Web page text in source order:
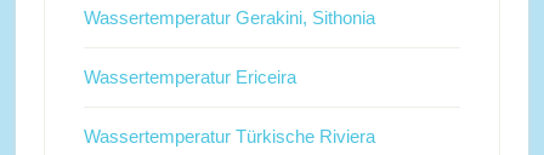
Wassertemperatur Gerakini, Sithonia
Wassertemperatur Ericeira
Wassertemperatur Türkische Riviera